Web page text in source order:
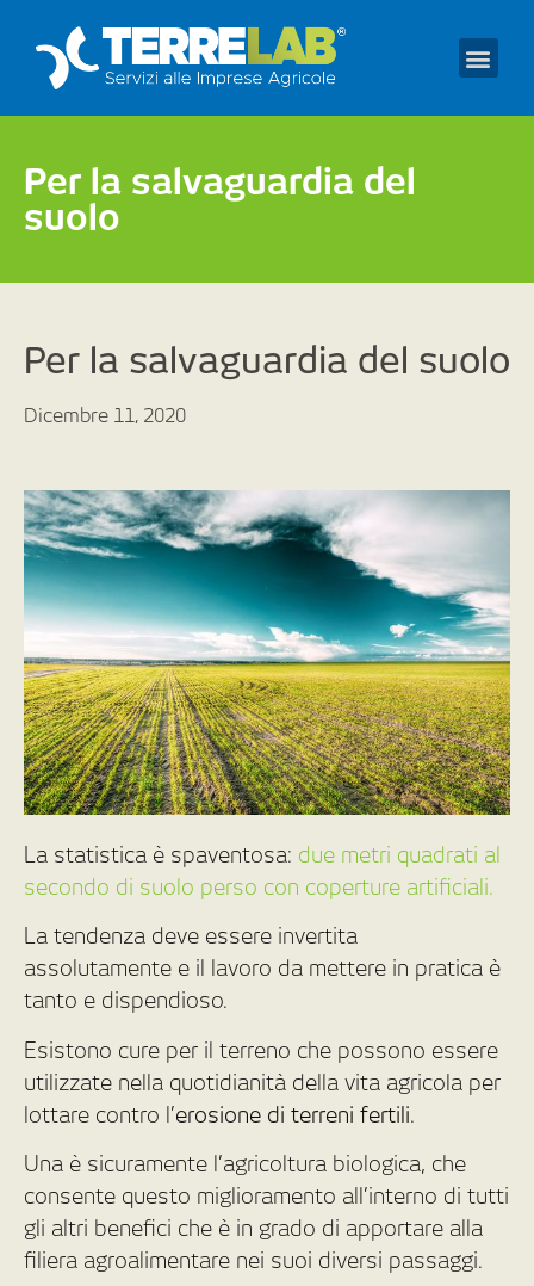
Per la salvaguardia del
suolo
Per la salvaguardia del suolo
Dicembre 11, 2020
La statistica è spaventosa: due metri quadrati al
secondo di suolo perso con coperture artificiali.
La tendenza deve essere invertita
assolutamente e il lavoro da mettere in pratica è
tanto e dispendioso.
Esistono cure per il terreno che possono essere
utilizzate nella quotidianità della vita agricola per
lottare contro l’erosione di terreni fertili.
Una è sicuramente l’agricoltura biologica, che
consente questo miglioramento all’interno di tutti
gli altri benefici che è in grado di apportare alla
filiera agroalimentare nei suoi diversi passaggi.